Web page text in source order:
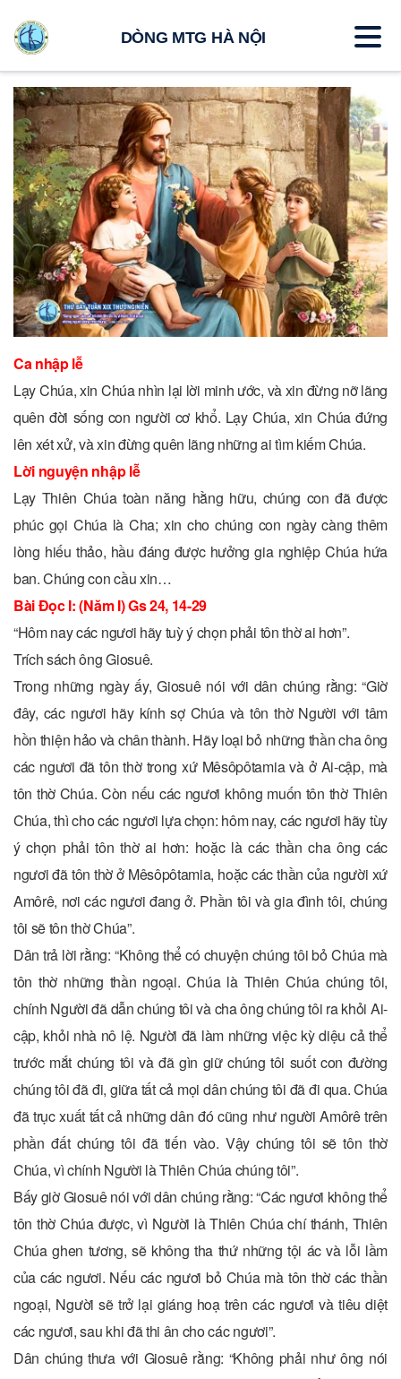
Ca nhập lễ
Lạy Chúa, xin Chúa nhìn lại lời minh ước, và xin đừng nỡ lãng
quên đời sống con người cơ khổ. Lạy Chúa, xin Chúa đứng
lên xét xử, và xin đừng quên lãng những ai tìm kiếm Chúa.
Lời nguyện nhập lễ
Lạy Thiên Chúa toàn năng hằng hữu, chúng con đã được
phúc gọi Chúa là Cha; xin cho chúng con ngày càng thêm
lòng hiếu thảo, hầu đáng được hưởng gia nghiệp Chúa hứa
ban. Chúng con cầu xin…
Bài Ðọc I: (Năm I) Gs 24, 14-29
“Hôm nay các ngươi hãy tuỳ ý chọn phải tôn thờ ai hơn”.
Trích sách ông Giosuê.
Trong những ngày ấy, Giosuê nói với dân chúng rằng: “Giờ
đây, các ngươi hãy kính sợ Chúa và tôn thờ Người với tâm
hồn thiện hảo và chân thành. Hãy loại bỏ những thần cha ông
các ngươi đã tôn thờ trong xứ Mêsôpôtamia và ở Ai-cập, mà
tôn thờ Chúa. Còn nếu các ngươi không muốn tôn thờ Thiên
Chúa, thì cho các ngươi lựa chọn: hôm nay, các ngươi hãy tùy
ý chọn phải tôn thờ ai hơn: hoặc là các thần cha ông các
ngươi đã tôn thờ ở Mêsôpôtamia, hoặc các thần của người xứ
Amôrê, nơi các ngươi đang ở. Phần tôi và gia đình tôi, chúng
tôi sẽ tôn thờ Chúa”.
Dân trả lời rằng: “Không thể có chuyện chúng tôi bỏ Chúa mà
tôn thờ những thần ngoại. Chúa là Thiên Chúa chúng tôi,
chính Người đã dẫn chúng tôi và cha ông chúng tôi ra khỏi Ai-
cập, khỏi nhà nô lệ. Người đã làm những việc kỳ diệu cả thể
trước mắt chúng tôi và đã gìn giữ chúng tôi suốt con đường
chúng tôi đã đi, giữa tất cả mọi dân chúng tôi đã đi qua. Chúa
đã trục xuất tất cả những dân đó cũng như người Amôrê trên
phần đất chúng tôi đã tiến vào. Vậy chúng tôi sẽ tôn thờ
Chúa, vì chính Người là Thiên Chúa chúng tôi”.
Bấy giờ Giosuê nói với dân chúng rằng: “Các ngươi không thể
tôn thờ Chúa được, vì Người là Thiên Chúa chí thánh, Thiên
Chúa ghen tương, sẽ không tha thứ những tội ác và lỗi lầm
của các ngươi. Nếu các ngươi bỏ Chúa mà tôn thờ các thần
ngoại, Người sẽ trở lại giáng hoạ trên các ngươi và tiêu diệt
các ngươi, sau khi đã thi ân cho các ngươi”.
Dân chúng thưa với Giosuê rằng: “Không phải như ông nói
DÒNG MTG HÀ NỘI